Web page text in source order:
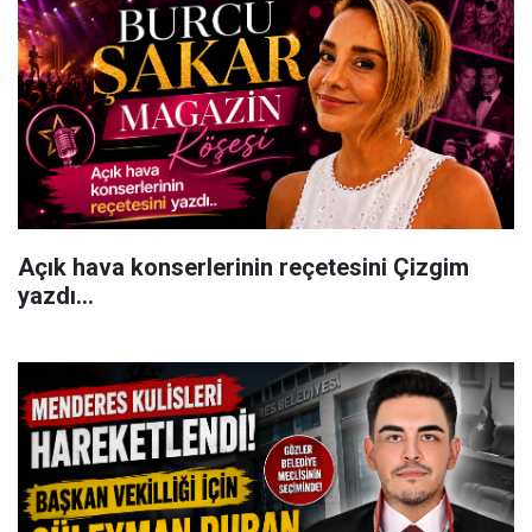
Açık hava konserlerinin reçetesini Çizgim
yazdı...